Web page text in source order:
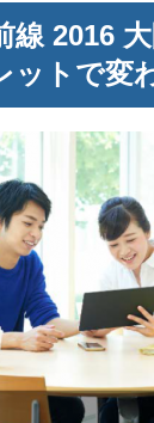
線 2016
ットで変